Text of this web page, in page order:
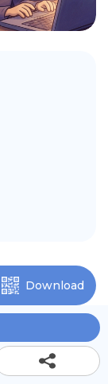
Download
Google